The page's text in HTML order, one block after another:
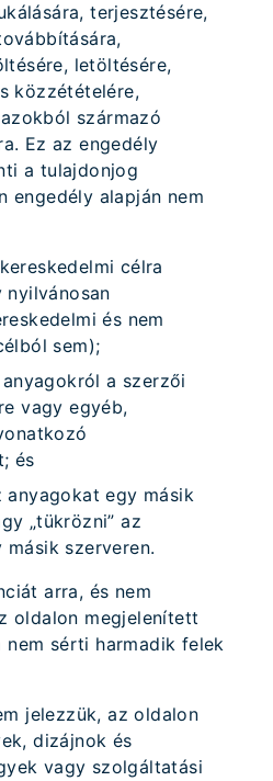
terjesztésére,
letöltésére,
közzétételére,
származó
Ez az engedély
a tulajdonjog
engedély alapján nem
célra
nyilvánosan
és nem
sem);
a szerzői
vagy egyéb,
és
anyagokat egy másik
„tükrözni” az
szerveren.
arra, és nem
oldalon megjelenített
nem sérti harmadik felek
jelezzük, az oldalon
dizájnok és
vagy szolgáltatási